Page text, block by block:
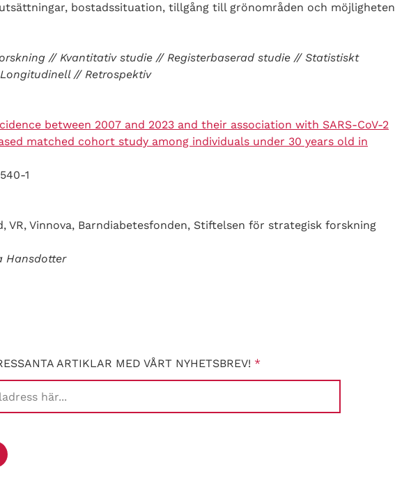
bostadssituation, tillgång till grönområden och möjligheten
// Kvantitativ studie // Registerbaserad studie // Statistiskt
// Retrospektiv
between 2007 and 2023 and their association with SARS-CoV-2
matched cohort study among individuals under 30 years old in
1
VR, Vinnova, Barndiabetesfonden, Stiftelsen för strategisk forskning
Hansdotter
ARTIKLAR MED VÅRT NYHETSBREV! *